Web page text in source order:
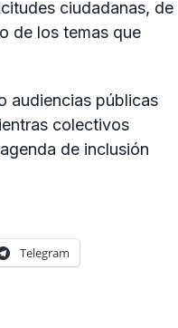
ciudadanas, de
de los temas que
audiencias públicas
colectivos
de inclusión
Telegram